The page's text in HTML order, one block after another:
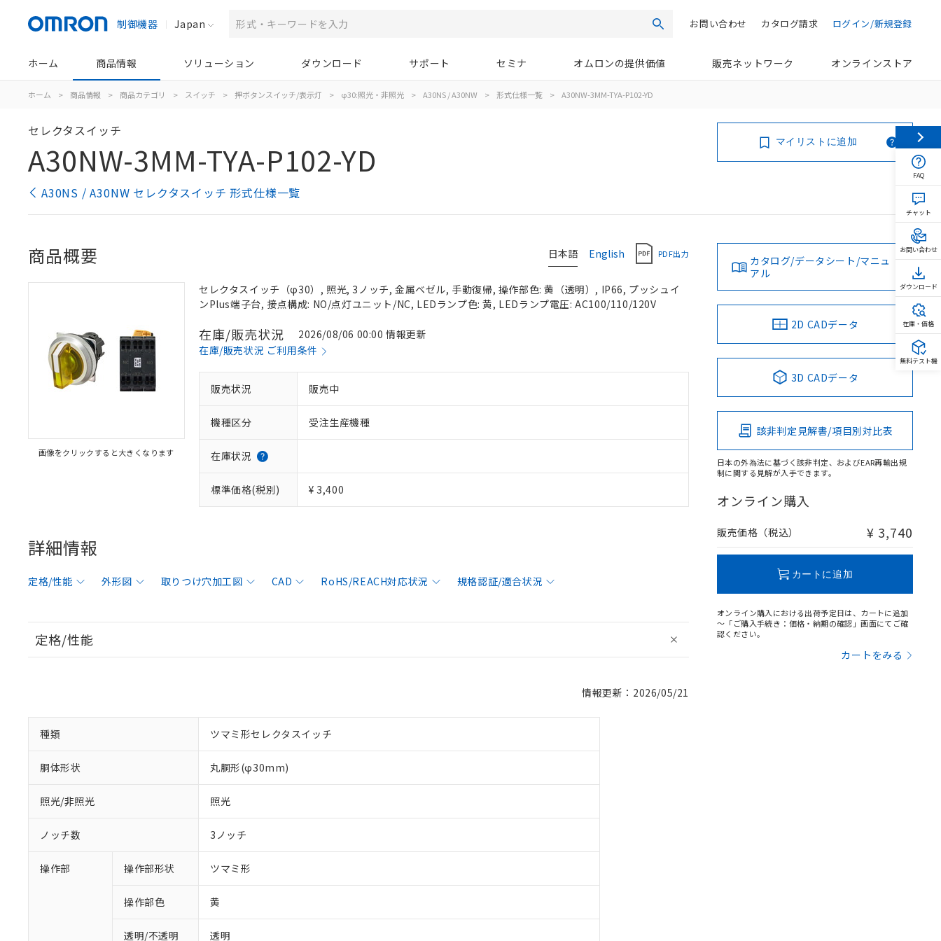
制御機器 Japan 検索 ログイン/新規登録
カタログ請求
お問い合わせ
ホーム 商品情報 ソリューション ダウンロード サポート セミナ オムロンの提供価値 販売ネットワーク オンラインストア
ホーム > 商品情報 > 商品カテゴリ > スイッチ > 押ボタンスイッチ/表示灯 > φ30:照光・非照光 > A30NS / A30NW > 形式仕様一覧 > A30NW-3MM-TYA-P102-YD
セレクタスイッチ
A30NW-3MM-TYA-P102-YD
A30NS / A30NW セレクタスイッチ 形式仕様一覧
マイリストに追加
日本語 English PDF出力
商品概要
画像をクリックすると大きくなります
セレクタスイッチ（φ30）, 照光, 3ノッチ, 金属ベゼル, 手動復帰, 操作部色: 黄（透明）, IP66, プッシュイ
ンPlus端子台, 接点構成: NO/点灯ユニット/NC, LEDランプ色: 黄, LEDランプ電圧: AC100/110/120V
在庫/販売状況
2026/08/06 00:00 情報更新
在庫/販売状況 ご利用条件
販売状況 販売中
機種区分 受注生産機種
在庫状況
標準価格(税別) ¥ 3,400
詳細情報
定格/性能 外形図 取りつけ穴加工図 CAD RoHS/REACH対応状況 規格認証/適合状況
定格/性能
情報更新：2026/05/21
種類 ツマミ形セレクタスイッチ
胴体形状 丸胴形(φ30mm)
照光/非照光 照光
ノッチ数 3ノッチ
操作部 操作部形状 ツマミ形
操作部色 黄
透明/不透明 透明
カタログ/データシート/マニュ
アル
2D CADデータ
3D CADデータ
該非判定見解書/項目別対比表
日本の外為法に基づく該非判定、およびEAR再輸出規
制に関する見解が入手できます。
オンライン購入
販売価格（税込） ¥ 3,740
カートに追加
オンライン購入における出荷予定日は、カートに追加
～「ご購入手続き：価格・納期の確認」画面にてご確
認ください。
カートをみる
FAQ
チャット
お問い合わせ
ダウンロード
在庫・価格
無料テスト機